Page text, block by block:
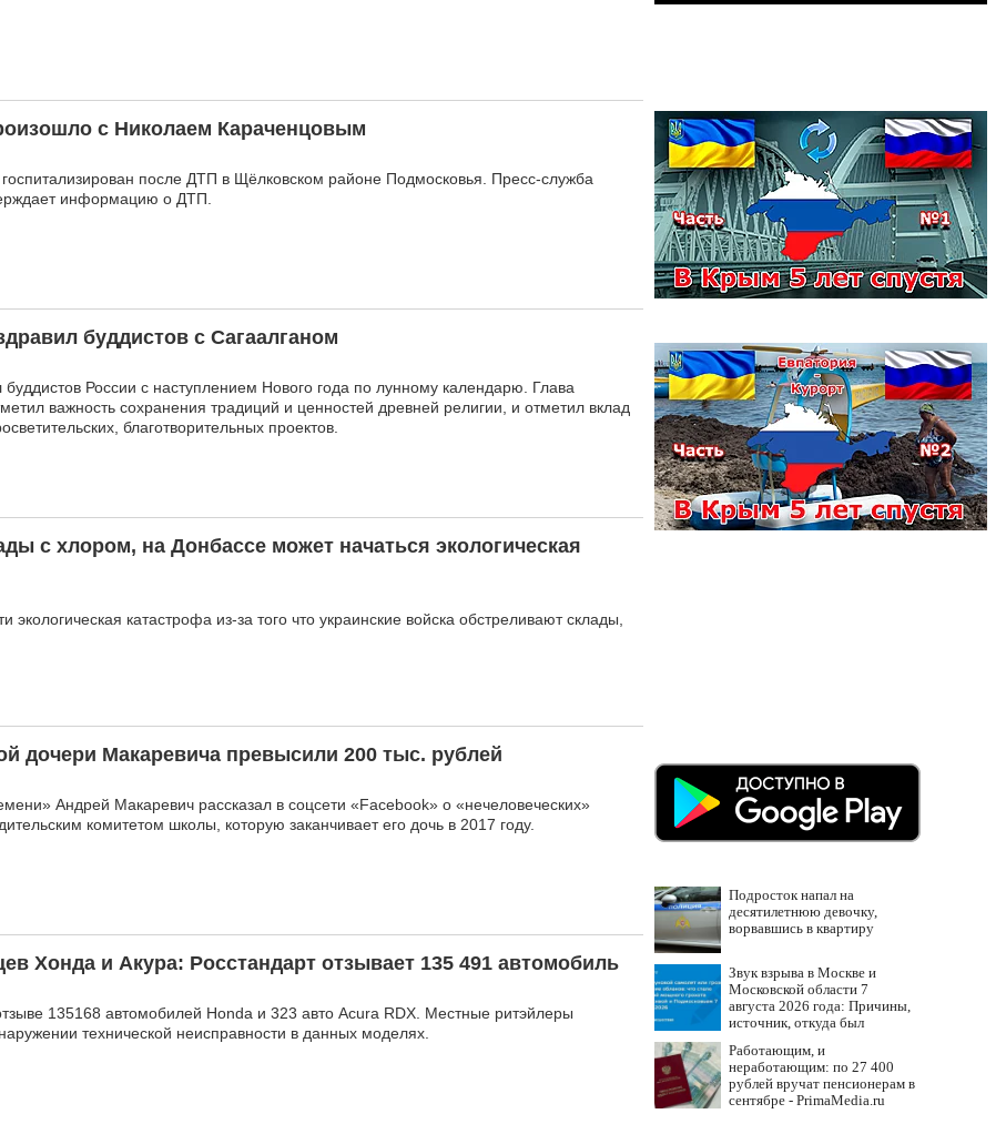
с Николаем Караченцовым
после ДТП в Щёлковском районе Подмосковья. Пресс-служба
информацию о ДТП.
буддистов с Сагаалганом
России с наступлением Нового года по лунному календарю. Глава
важность сохранения традиций и ценностей древней религии, и отметил вклад
благотворительных проектов.
с хлором, на Донбассе может начаться экологическая
экологическая катастрофа из-за того что украинские войска обстреливают склады,
дочери Макаревича превысили 200 тыс. рублей
Андрей Макаревич рассказал в соцсети «Facebook» о «нечеловеческих»
комитетом школы, которую заканчивает его дочь в 2017 году.
Хонда и Акура: Росстандарт отзывает 135 491 автомобиль
135168 автомобилей Honda и 323 авто Acura RDX. Местные ритэйлеры
технической неисправности в данных моделях.
Подросток напал на
десятилетнюю девочку,
ворвавшись в квартиру
Звук взрыва в Москве и
Московской области 7
августа 2026 года: Причины,
источник, откуда был
Работающим, и
неработающим: по 27 400
рублей вручат пенсионерам в
сентябре - PrimaMedia.ru